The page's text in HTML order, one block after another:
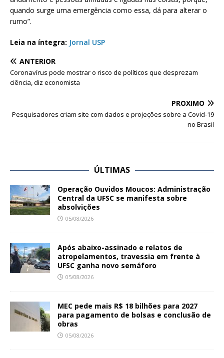
quando surge uma emergência como essa, dá para alterar o
rumo”.
Leia na íntegra: Jornal USP
ANTERIOR
Coronavírus pode mostrar o risco de políticos que desprezam
ciência, diz economista
PRÓXIMO
Pesquisadores criam site com dados e projeções sobre a Covid-19
no Brasil
ÚLTIMAS
Operação Ouvidos Moucos: Administração
Central da UFSC se manifesta sobre
absolvições
05/08/2026
Após abaixo-assinado e relatos de
atropelamentos, travessia em frente à
UFSC ganha novo semáforo
05/08/2026
MEC pede mais R$ 18 bilhões para 2027
para pagamento de bolsas e conclusão de
obras
05/08/2026